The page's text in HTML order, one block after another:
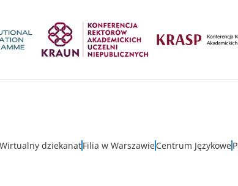
Wirtualny dziekanatFilia w WarszawieCentrum Językowe